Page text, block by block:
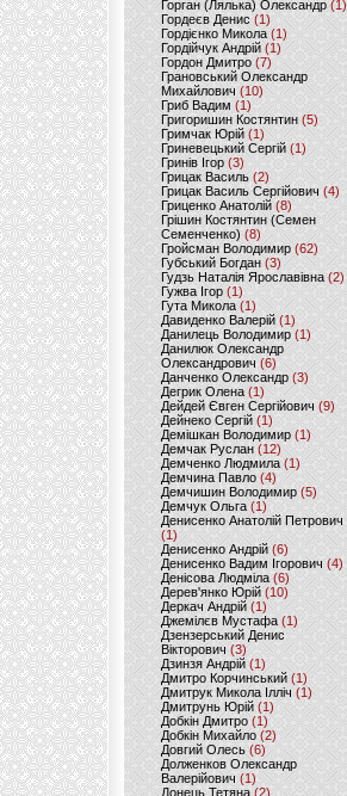
Горган (Лялька) Олександр(1)
Гордеєв Денис (1)
Гордієнко Микола (1)
Гордійчук Андрій (1)
Гордон Дмитро (7)
Грановський Олександр
Михайлович (10)
Гриб Вадим (1)
Григоришин Костянтин (5)
Гримчак Юрій(1)
Гриневецький Сергій(1)
Гринів Ігор (3)
Грицак Василь (2)
Грицак Василь Сергійович (4)
Гриценко Анатолій (8)
Грішин Костянтин (Семен
Семенченко)(8)
Гройсман Володимир(62)
Губський Богдан (3)
Гудзь Наталія Ярославівна(2)
Гужва Ігор (1)
Гута Микола (1)
Давиденко Валерій (1)
Данилець Володимир(1)
Данилюк Олександр
Олександрович (6)
Данченко Олександр (3)
Дегрик Олена(1)
Дейдей Євген Сергійович(9)
Дейнеко Сергій (1)
Демішкан Володимир(1)
Демчак Руслан (12)
Демченко Людмила (1)
Демчина Павло (4)
Демчишин Володимир (5)
Демчук Ольга(1)
Денисенко Анатолій Петрович
(1)
Денисенко Андрій (6)
Денисенко Вадим Ігорович (4)
Денісова Людміла(6)
Дерев'янко Юрій(10)
Деркач Андрій(1)
Джемілєв Мустафа (1)
Дзензерський Денис
Вікторович (3)
Дзинзя Андрій (1)
Дмитро Корчинський (1)
Дмитрук Микола Ілліч (1)
Дмитрунь Юрій (1)
Добкін Дмитро(1)
Добкін Михайло (2)
Довгий Олесь (6)
Долженков Олександр
Валерійович (1)
Донець Тетяна (2)